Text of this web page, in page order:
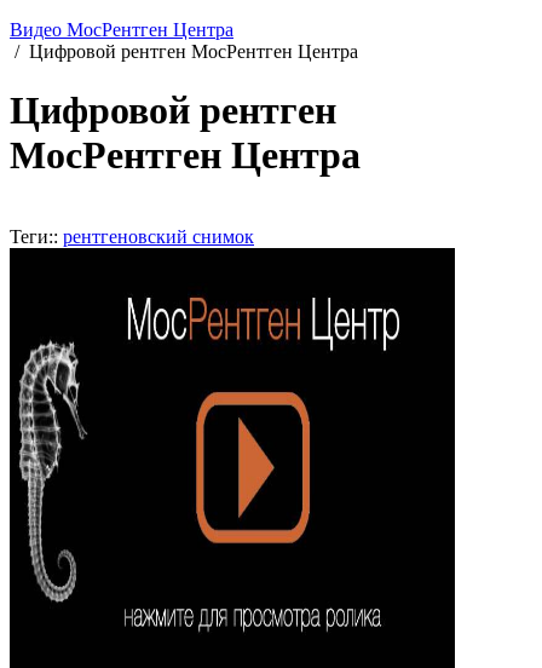
Видео МосРентген Центра
/ Цифровой рентген МосРентген Центра
Цифровой рентген
МосРентген Центра
Теги:: рентгеновский снимок